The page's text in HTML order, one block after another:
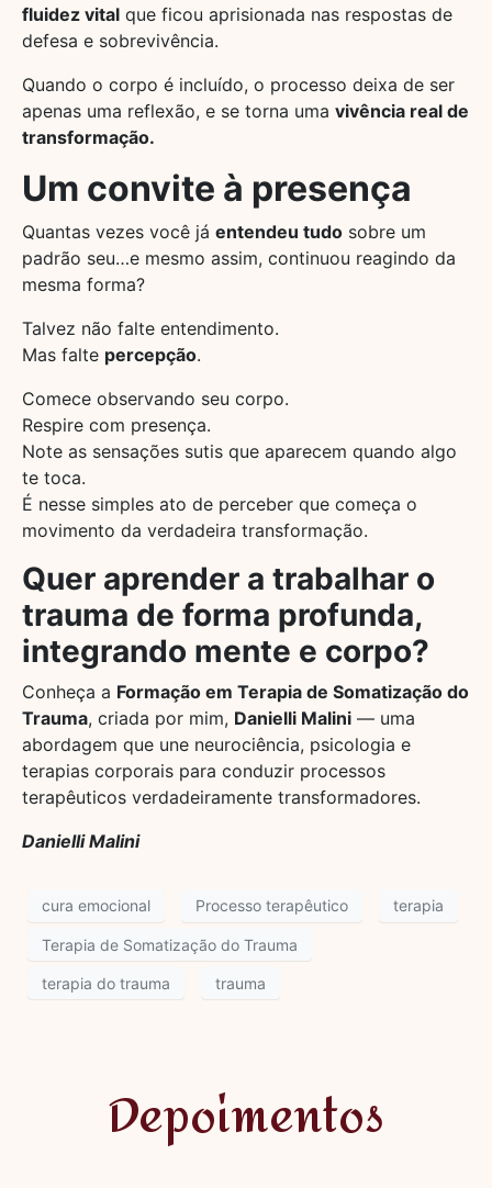
fluidez vital que ficou aprisionada nas respostas de
defesa e sobrevivência.
Quando o corpo é incluído, o processo deixa de ser
apenas uma reflexão, e se torna uma vivência real de
transformação.
Um convite à presença
Quantas vezes você já entendeu tudo sobre um
padrão seu…e mesmo assim, continuou reagindo da
mesma forma?
Talvez não falte entendimento.
Mas falte percepção.
Comece observando seu corpo.
Respire com presença.
Note as sensações sutis que aparecem quando algo
te toca.
É nesse simples ato de perceber que começa o
movimento da verdadeira transformação.
Quer aprender a trabalhar o
trauma de forma profunda,
integrando mente e corpo?
Conheça a Formação em Terapia de Somatização do
Trauma, criada por mim, Danielli Malini — uma
abordagem que une neurociência, psicologia e
terapias corporais para conduzir processos
terapêuticos verdadeiramente transformadores.
Danielli Malini
cura emocional Processo terapêutico terapia
Terapia de Somatização do Trauma
terapia do trauma trauma
Depoimentos